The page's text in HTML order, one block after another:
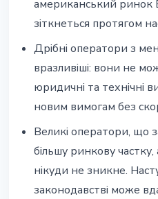
американський ринок
зіткнеться протягом
Дрібні оператори з
вразливіші: вони не
юридичні та технічні
новим вимогам без
Великі оператори, що
більшу ринкову
нікуди не зникне.
законодавстві може